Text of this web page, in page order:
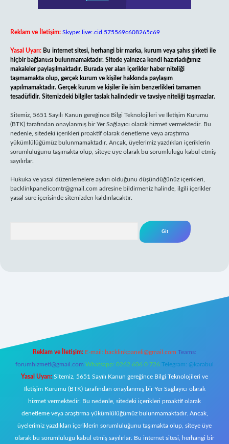
Reklam ve İletişim: Skype: live:.cid.575569c608265c69
Yasal Uyarı: Bu internet sitesi, herhangi bir marka, kurum veya şahıs şirketi ile
hiçbir bağlantısı bulunmamaktadır. Sitede yalnızca kendi hazırladığımız
makaleler paylaşılmaktadır. Burada yer alan içerikler haber niteliği
taşımamakta olup, gerçek kurum ve kişiler hakkında paylaşım
yapılmamaktadır. Gerçek kurum ve kişiler ile isim benzerlikleri tamamen
tesadüfidir. Sitemizdeki bilgiler taslak halindedir ve tavsiye niteliği taşımazlar.
Sitemiz, 5651 Sayılı Kanun gereğince Bilgi Teknolojileri ve İletişim Kurumu
(BTK) tarafından onaylanmış bir Yer Sağlayıcı olarak hizmet vermektedir. Bu
nedenle, sitedeki içerikleri proaktif olarak denetleme veya araştırma
yükümlülüğümüz bulunmamaktadır. Ancak, üyelerimiz yazdıkları içeriklerin
sorumluluğunu taşımakta olup, siteye üye olarak bu sorumluluğu kabul etmiş
sayılırlar.
Hukuka ve yasal düzenlemelere aykırı olduğunu düşündüğünüz içerikleri,
backlinkpanelicomtr@gmail.com adresine bildirmeniz halinde, ilgili içerikler
yasal süre içerisinde sitemizden kaldırılacaktır.
Reklam ve İletişim: E-mail: backlinkpaneli@gmail.com Teams:
forumhizmeti@gmail.com Whatsapp: 0262 606 0 726 Telegram: @karabul
Yasal Uyarı: Sitemiz, 5651 Sayılı Kanun gereğince Bilgi Teknolojileri ve
İletişim Kurumu (BTK) tarafından onaylanmış bir Yer Sağlayıcı olarak
hizmet vermektedir. Bu nedenle, sitedeki içerikleri proaktif olarak
denetleme veya araştırma yükümlülüğümüz bulunmamaktadır. Ancak,
üyelerimiz yazdıkları içeriklerin sorumluluğunu taşımakta olup, siteye üye
olarak bu sorumluluğu kabul etmiş sayılırlar. Bu internet sitesi, herhangi bir